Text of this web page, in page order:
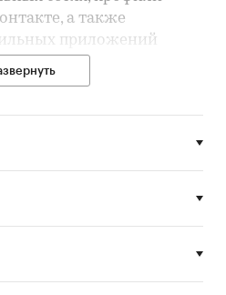
а также
приложений
об ассортименте,
программах
запросы и другое.
обновленное на
в течение 3